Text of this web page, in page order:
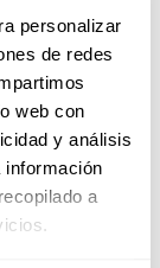
personalizar
de redes
web con
y análisis
información
a